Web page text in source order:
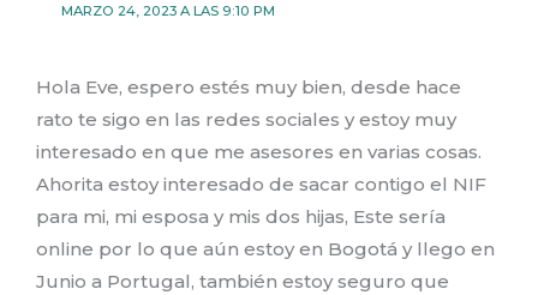
MARZO 24, 2023 A LAS 9:10 PM
Hola Eve, espero estés muy bien, desde hace
rato te sigo en las redes sociales y estoy muy
interesado en que me asesores en varias cosas.
Ahorita estoy interesado de sacar contigo el NIF
para mi, mi esposa y mis dos hijas, Este sería
online por lo que aún estoy en Bogotá y llego en
Junio a Portugal, también estoy seguro que